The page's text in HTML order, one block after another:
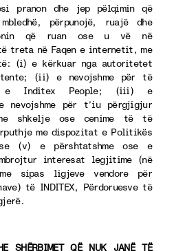
dhe jep pëlqimin që
përpunojë, ruajë dhe
që ruan ose u vë në
treta në Faqen e internetit, me
(i) e kërkuar nga autoritetet
(ii) e nevojshme për të
e Inditex People; (iii) e
nevojshme për t’iu përgjigjur
shkelje ose cenime të të
me dispozitat e Politikës
(v) e përshtatshme ose e
interesat legjitime (në
sipas ligjeve vendore për
të INDITEX, Përdoruesve të
SHËRBIMET QË NUK JANË TË